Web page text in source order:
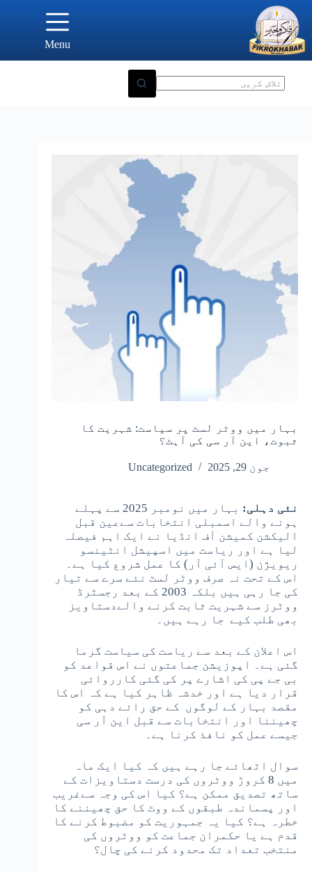
content
Menu
بہار میں ووٹر لسٹ پر سیاست: شہریت کا
ثبوت، این آر سی کی آہٹ؟
جون 29, 2025 Uncategorized
نئی دہلی:
بہار میں نومبر 2025 سے پہلے
ہونے والے اسمبلی انتخابات سےعین قبل
الیکشن کمیشن آف انڈیا نے ایک اہم فیصلہ
لیا ہے اور ریاست میں اسپیشل انٹینسو
ریویژن (ایس آئی آر) کا عمل شروع کیا ہے۔
اس کے تحت نہ صرف ووٹر لسٹ نئے سرے سے تیار
کی جا رہی ہیں بلکہ 2003 کے بعد رجسٹرڈ
ووٹرز سے شہریت ثابت کرنے والےدستاویز
بھی طلب کیے جا رہے ہیں۔
اس اعلان کے بعد سے ریاست کی سیاست گرما
گئی ہے۔ اپوزیشن جماعتوں نے اس قواعد کو
بی جے پی کی اشارے پر کی گئی کارروائی
قرار دیا ہے اور خدشہ ظاہر کیا ہے کہ اس کا
مقصد بہار کے لوگوں کے حق رائے دہی کو
چھیننا اور انتخابات سے قبل این آر سی
جیسے عمل کو نافذ کرنا ہے۔
سوال اٹھائے جا رہے ہیں کہ کیا ایک ماہ
میں 8 کروڑ ووٹروں کی درست دستاویزات کے
ساتھ تصدیق ممکن ہے؟ کیا اس کی وجہ سےغریب
اور پسماندہ طبقوں کے ووٹ کا حق چھیننے کا
خطرہ ہے؟ کیا یہ جمہوریت کو مضبوط کرنے کا
قدم ہے یا حکمران جماعت کو ووٹروں کی
منتخب تعداد تک محدود کرنے کی چال؟